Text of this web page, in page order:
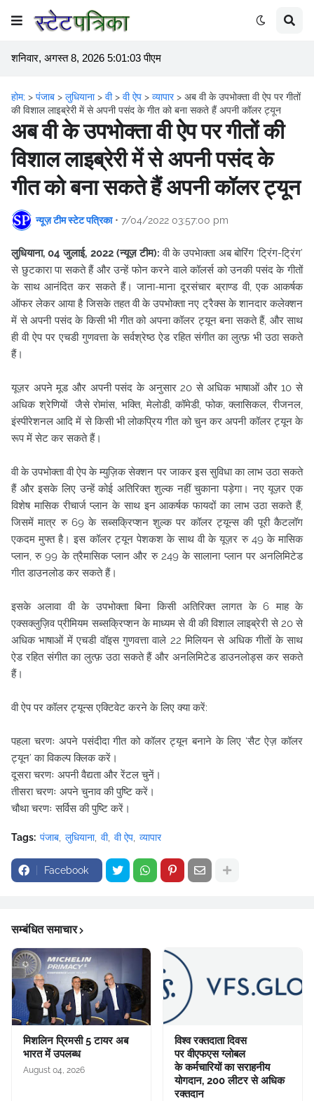
शनिवार, अगस्त 8, 2026 5:01:03 पीएम
होम; > पंजाब > लुधियाना> वी> वी ऐप > व्यापार> अब वी के उपभोक्ता वी ऐप पर गीतों
की विशाल लाइब्रेरी में से अपनी पसंद के गीत को बना सकते हैं अपनी कॉलर ट्यून
अब वी के उपभोक्ता वी ऐप पर गीतों की
विशाल लाइब्रेरी में से अपनी पसंद के
गीत को बना सकते हैं अपनी कॉलर ट्यून
न्यूज़ टीम स्टेट पत्रिका • 7/04/2022 03:57:00 pm
लुधियाना, 04 जुलाई, 2022 (न्यूज़ टीम):वी के उपभेाक्ता अब बोरिंग ‘ट्रिंग-ट्रिंग’
से छुटकारा पा सकते हैं और उन्हें फोन करने वाले कॉलर्स को उनकी पसंद के गीतों
के साथ आनंदित कर सकते हैं। जाना-माना दूरसंचार ब्राण्ड वी, एक आकर्षक
ऑफर लेकर आया है जिसके तहत वी के उपभोक्ता नए ट्रैक्स के शानदार कलेक्शन
में से अपनी पसंद के किसी भी गीत को अपना कॉलर ट्यून बना सकते हैं, और साथ
ही वी ऐप पर एचडी गुणवत्ता के सर्वश्रेष्ठ ऐड रहित संगीत का लुत्फ़ भी उठा सकते
हैं।
यूज़र अपने मूड और अपनी पसंद के अनुसार 20 से अधिक भाषाओं और 10 से
अधिक श्रेणियों जैसे रोमांस, भक्ति, मेलोडी, कॉमेडी, फोक, क्लासिकल, रीजनल,
इंस्पीरेशनल आदि में से किसी भी लोकप्रिय गीत को चुन कर अपनी कॉलर ट्यून के
रूप में सेट कर सकते हैं।
वी के उपभोक्ता वी ऐप के म्युज़िक सेक्शन पर जाकर इस सुविधा का लाभ उठा सकते
हैं और इसके लिए उन्हें कोई अतिरिक्त शुल्क नहीं चुकाना पड़ेगा। नए यूज़र एक
विशेष मासिक रीचार्ज प्लान के साथ इन आकर्षक फायदों का लाभ उठा सकते हैं,
जिसमें मात्र रु 69 के सब्सक्रिप्शन शुल्क पर कॉलर ट्यून्स की पूरी कैटलॉग
एकदम मुफ्त है। इस कॉलर ट्यून पेशकश के साथ वी के यूज़र रु 49 के मासिक
प्लान, रु 99 के त्रैमासिक प्लान और रु 249 के सालाना प्लान पर अनलिमिटेड
गीत डाउनलोड कर सकते हैं।
इसके अलावा वी के उपभोक्ता बिना किसी अतिरिक्त लागत के 6 माह के
एक्सक्लुज़िव प्रीमियम सब्सक्रिप्शन के माध्यम से वी की विशाल लाइब्रेरी से 20 से
अधिक भाषाओं में एचडी वॉइस गुणवत्ता वाले 22 मिलियन से अधिक गीतों के साथ
ऐड रहित संगीत का लुत्फ़ उठा सकते हैं और अनलिमिटेड डाउनलोड्स कर सकते
हैं।
वी ऐप पर कॉलर ट्यून्स एक्टिवेट करने के लिए क्या करें:
पहला चरणः अपने पसंदीदा गीत को कॉलर ट्यून बनाने के लिए ‘सैट ऐज़ कॉलर
ट्यून’ का विकल्प क्लिक करें।
दूसरा चरणः अपनी वैद्यता और रेंटल चुनें।
तीसरा चरणः अपने चुनाव की पुष्टि करें।
चौथा चरणः सर्विस की पुष्टि करें।
Tags: पंजाब लुधियाना वी वी ऐप व्यापार
Facebook
सम्बंधित समाचार
मिशलिन प्रिमसी 5 टायर अब
भारत में उपलब्ध
August 04, 2026
विश्व रक्तदाता दिवस
पर वीएफएस ग्लोबल
के कर्मचारियों का सराहनीय
योगदान, 200 लीटर से अधिक
रक्तदान